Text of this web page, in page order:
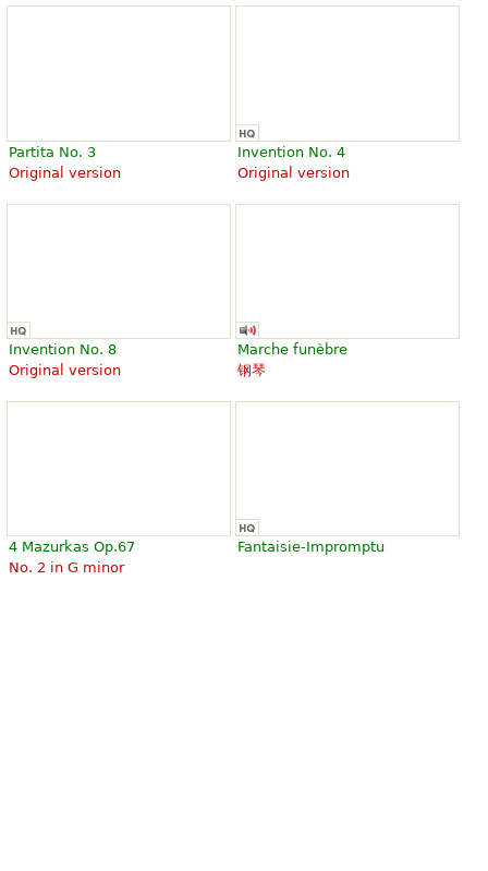
Partita No. 3
Original version
Invention No. 4
Original version
Invention No. 8
Original version
Marche funèbre
钢琴
4 Mazurkas Op.67
No. 2 in G minor
Fantaisie-Impromptu